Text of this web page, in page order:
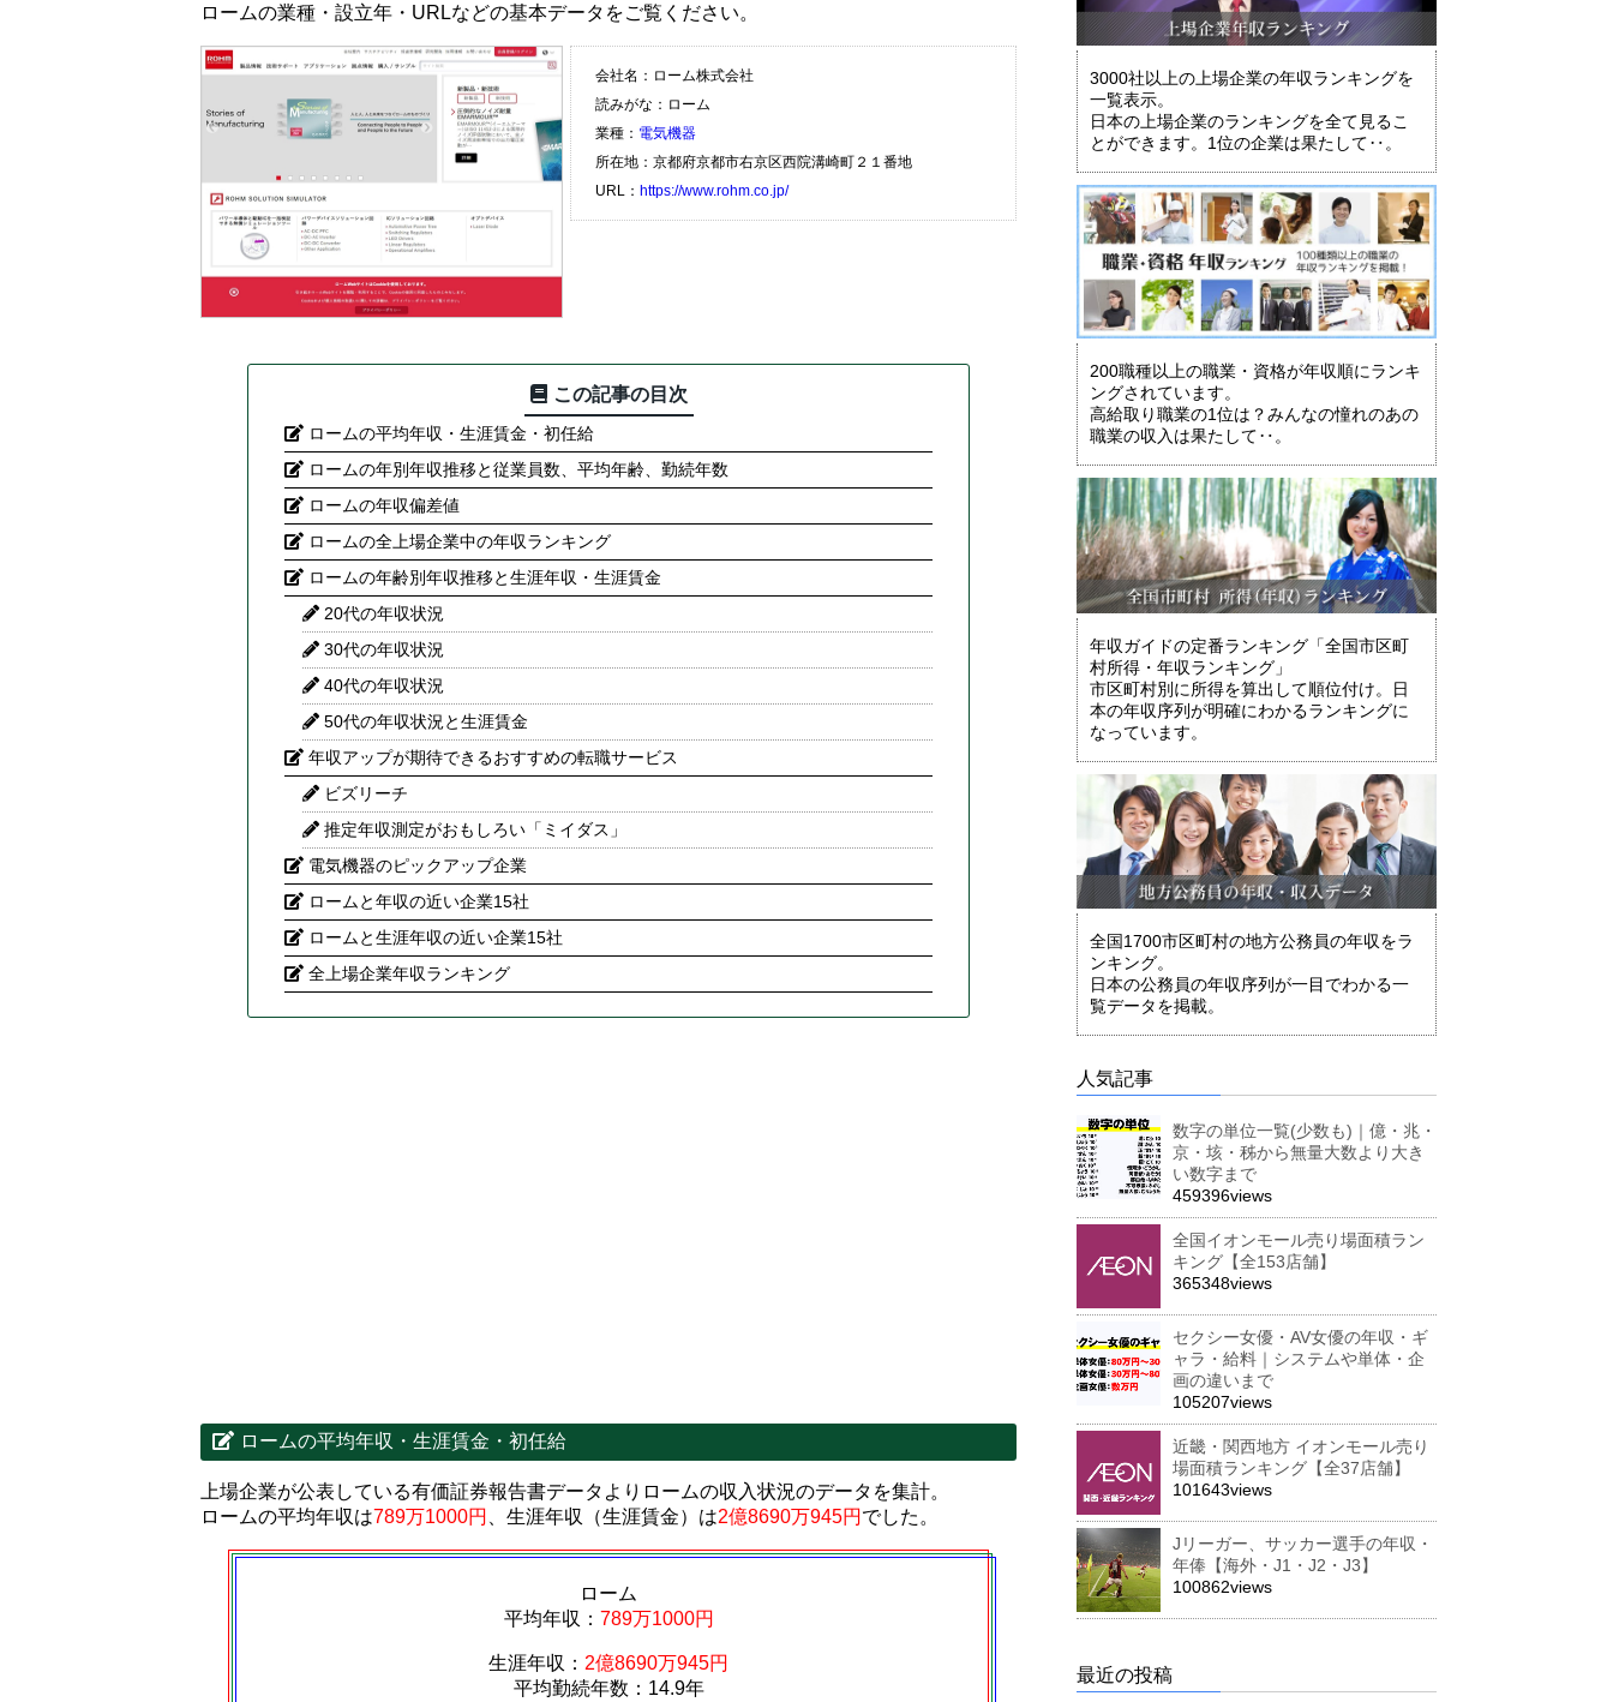
ロームの業種・設立年・URLなどの基本データをご覧ください。
会社名：ローム株式会社
読みがな：ローム
業種： 電気機器
所在地：京都府京都市右京区西院溝崎町２１番地
URL： https://www.rohm.co.jp/
この記事の目次
ロームの平均年収・生涯賃金・初任給
ロームの年別年収推移と従業員数、平均年齢、勤続年数
ロームの年収偏差値
ロームの全上場企業中の年収ランキング
ロームの年齢別年収推移と生涯年収・生涯賃金
20代の年収状況
30代の年収状況
40代の年収状況
50代の年収状況と生涯賃金
年収アップが期待できるおすすめの転職サービス
ビズリーチ
推定年収測定がおもしろい「ミイダス」
電気機器のピックアップ企業
ロームと年収の近い企業15社
ロームと生涯年収の近い企業15社
全上場企業年収ランキング
ロームの平均年収・生涯賃金・初任給
上場企業が公表している有価証券報告書データよりロームの収入状況のデータを集計。
ロームの平均年収は789万1000円 、生涯年収（生涯賃金）は2億8690万945円 でした。
ローム
平均年収： 789万1000円
生涯年収： 2億8690万945円
平均勤続年数：14.9年
3000社以上の上場企業の年収ランキングを
一覧表示。
日本の上場企業のランキングを全て見るこ
とができます。1位の企業は果たして‥。
200職種以上の職業・資格が年収順にランキ
ングされています。
高給取り職業の1位は？みんなの憧れのあの
職業の収入は果たして‥。
年収ガイドの定番ランキング「全国市区町
村所得・年収ランキング」
市区町村別に所得を算出して順位付け。日
本の年収序列が明確にわかるランキングに
なっています。
全国1700市区町村の地方公務員の年収をラ
ンキング。
日本の公務員の年収序列が一目でわかる一
覧データを掲載。
人気記事
数字の単位一覧(少数も)｜億・兆・
京・垓・秭から無量大数より大き
い数字まで
459396views
全国イオンモール売り場面積ラン
キング【全153店舗】
365348views
セクシー女優・AV女優の年収・ギ
ャラ・給料｜システムや単体・企
画の違いまで
105207views
近畿・関西地方 イオンモール売り
場面積ランキング【全37店舗】
101643views
Jリーガー、サッカー選手の年収・
年俸【海外・J1・J2・J3】
100862views
最近の投稿